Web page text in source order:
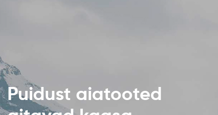
Puidust aiatooted